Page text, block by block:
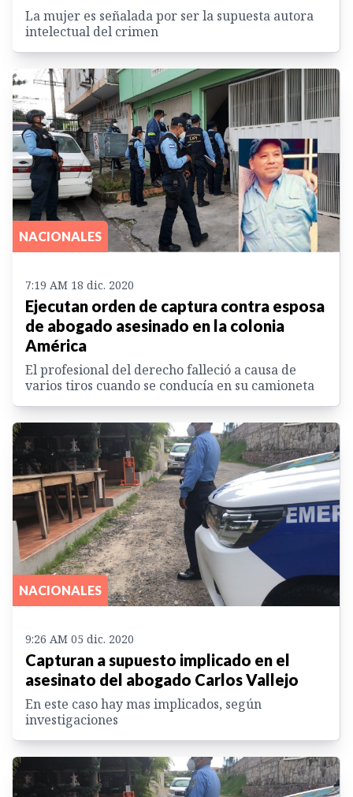
La mujer es señalada por ser la supuesta autora
intelectual del crimen
NACIONALES
7:19 AM 18 dic. 2020
Ejecutan orden de captura contra esposa
de abogado asesinado en la colonia
América
El profesional del derecho falleció a causa de
varios tiros cuando se conducía en su camioneta
NACIONALES
9:26 AM 05 dic. 2020
Capturan a supuesto implicado en el
asesinato del abogado Carlos Vallejo
En este caso hay mas implicados, según
investigaciones